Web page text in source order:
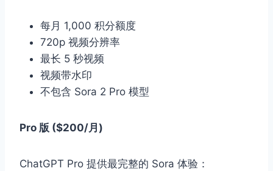
每月 1,000 积分额度
720p 视频分辨率
最长 5 秒视频
视频带水印
不包含 Sora 2 Pro 模型
Pro 版 ($200/月)
ChatGPT Pro 提供最完整的 Sora 体验：